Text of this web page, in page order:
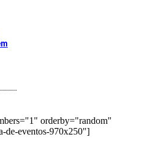
orderby="random"
de-eventos-970x250"]